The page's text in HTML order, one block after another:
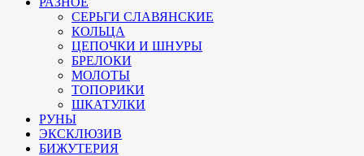
СЕРЬГИ СЛАВЯНСКИЕ
КОЛЬЦА
ЦЕПОЧКИ И ШНУРЫ
БРЕЛОКИ
МОЛОТЫ
ТОПОРИКИ
ШКАТУЛКИ
РУНЫ
ЭКСКЛЮЗИВ
БИЖУТЕРИЯ